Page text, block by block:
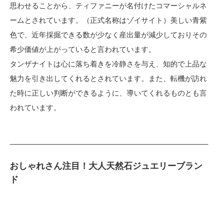
思わせることから、ティファニーが名付けたコマーシャルネ
ームとされています。（正式名称はゾイサイト）美しい青紫
色で、近年採掘できる数が少なく産出量が減少しておりその
希少価値が上がっていると言われています。
タンザナイトは心に落ち着きを冷静さを与え、知的で上品な
魅力を引き出してくれるとされています。また、転機が訪れ
た時に正しい判断ができるように、導いてくれるものとも言
われています。
おしゃれさん注目！大人天然石ジュエリーブラン
ド